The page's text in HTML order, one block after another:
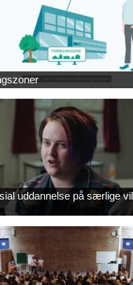
uddannelse på særlige